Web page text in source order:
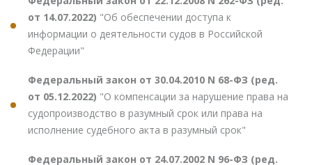
от 14.07.2022) "Об обеспечении доступа к
информации о деятельности судов в Российской
Федерации"
Федеральный закон от 30.04.2010 N 68-ФЗ (ред.
от 05.12.2022) "О компенсации за нарушение права на
судопроизводство в разумный срок или права на
исполнение судебного акта в разумный срок"
Федеральный закон от 24.07.2002 N 96-ФЗ (ред.